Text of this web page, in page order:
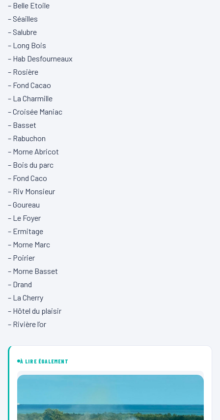
– Belle Etoile
– Séailles
– Salubre
– Long Bois
– Hab Desfourneaux
– Rosière
– Fond Cacao
– La Charmille
– Croisée Maniac
– Basset
– Rabuchon
– Morne Abricot
– Bois du parc
– Fond Caco
– Riv Monsieur
– Goureau
– Le Foyer
– Ermitage
– Morne Marc
– Poirier
– Morne Basset
– Drand
– La Cherry
– Hôtel du plaisir
– Rivière l’or
À LIRE ÉGALEMENT